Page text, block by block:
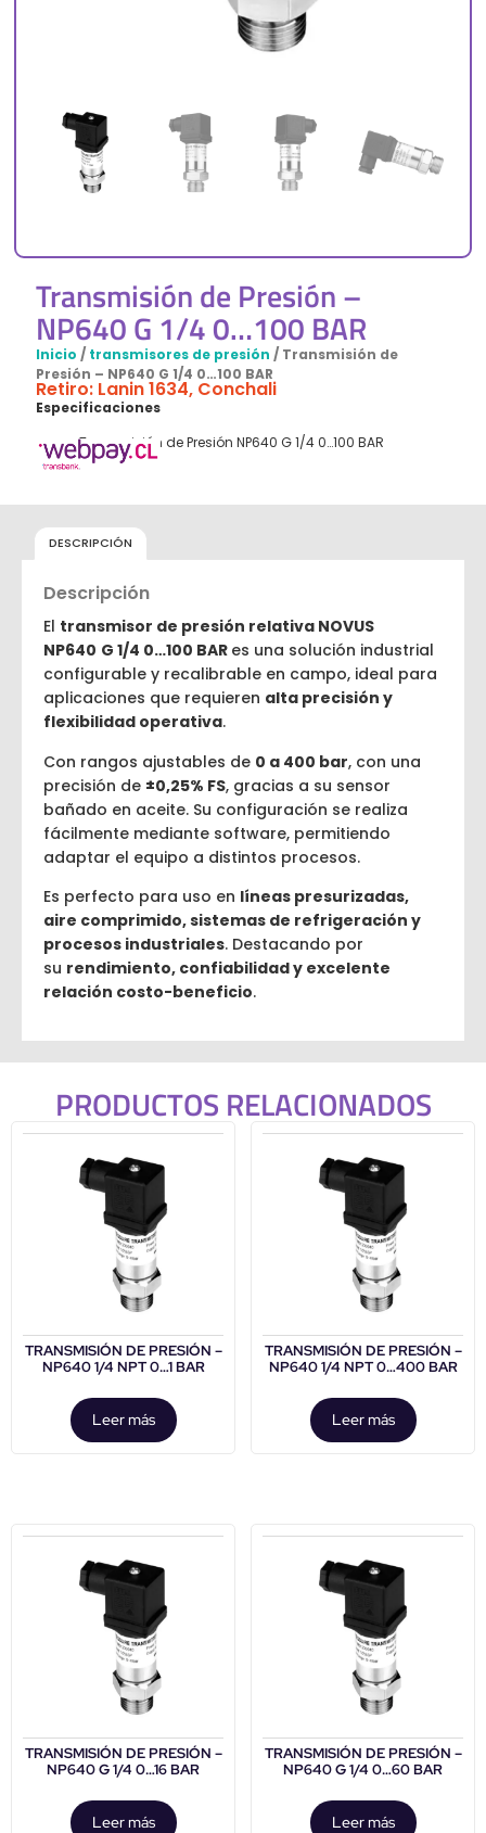
Transmisión de Presión –
NP640 G 1/4 0…100 BAR
Inicio / transmisores de presión / Transmisión de
Presión – NP640 G 1/4 0…100 BAR
Retiro: Lanin 1634, Conchali
Especificaciones
Transmisión de Presión NP640 G 1/4 0…100 BAR
DESCRIPCIÓN
Descripción
El transmisor de presión relativa NOVUS
NP640 G 1/4 0…100 BAR es una solución industrial
configurable y recalibrable en campo, ideal para
aplicaciones que requieren alta precisión y
flexibilidad operativa.
Con rangos ajustables de 0 a 400 bar, con una
precisión de ±0,25% FS, gracias a su sensor
bañado en aceite. Su configuración se realiza
fácilmente mediante software, permitiendo
adaptar el equipo a distintos procesos.
Es perfecto para uso en líneas presurizadas,
aire comprimido, sistemas de refrigeración y
procesos industriales. Destacando por
su rendimiento, confiabilidad y excelente
relación costo-beneficio.
PRODUCTOS RELACIONADOS
TRANSMISIÓN DE PRESIÓN –
NP640 1/4 NPT 0…1 BAR
Leer más
TRANSMISIÓN DE PRESIÓN –
NP640 1/4 NPT 0…400 BAR
Leer más
TRANSMISIÓN DE PRESIÓN –
NP640 G 1/4 0…16 BAR
Leer más
TRANSMISIÓN DE PRESIÓN –
NP640 G 1/4 0…60 BAR
Leer más